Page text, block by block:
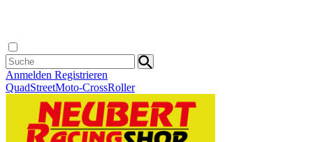
Anmelden Registrieren
QuadStreetMoto-CrossRoller